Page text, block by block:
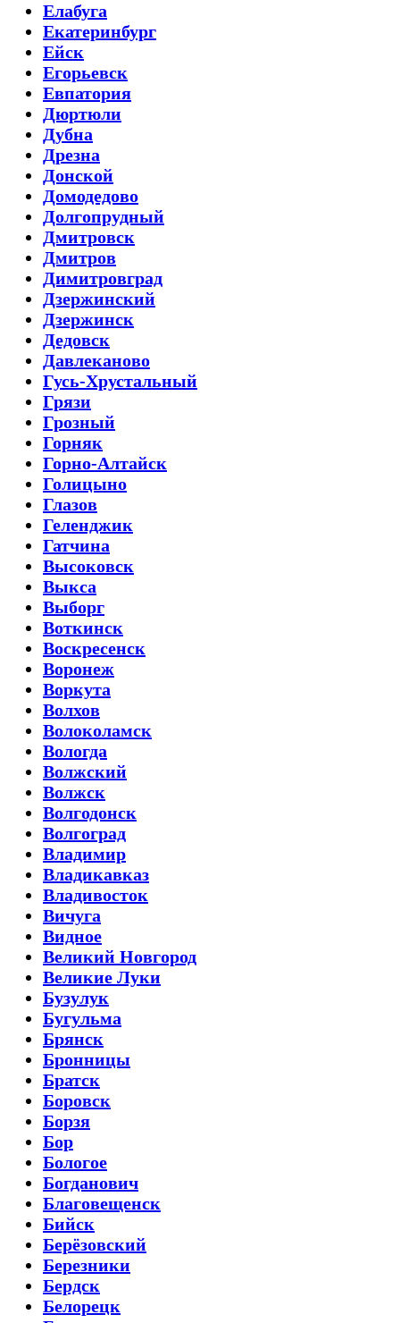
Елабуга
Екатеринбург
Ейск
Егорьевск
Евпатория
Дюртюли
Дубна
Дрезна
Донской
Домодедово
Долгопрудный
Дмитровск
Дмитров
Димитровград
Дзержинский
Дзержинск
Дедовск
Давлеканово
Гусь-Хрустальный
Грязи
Грозный
Горняк
Горно-Алтайск
Голицыно
Глазов
Геленджик
Гатчина
Высоковск
Выкса
Выборг
Воткинск
Воскресенск
Воронеж
Воркута
Волхов
Волоколамск
Вологда
Волжский
Волжск
Волгодонск
Волгоград
Владимир
Владикавказ
Владивосток
Вичуга
Видное
Великий Новгород
Великие Луки
Бузулук
Бугульма
Брянск
Бронницы
Братск
Боровск
Борзя
Бор
Бологое
Богданович
Благовещенск
Бийск
Берёзовский
Березники
Бердск
Белорецк